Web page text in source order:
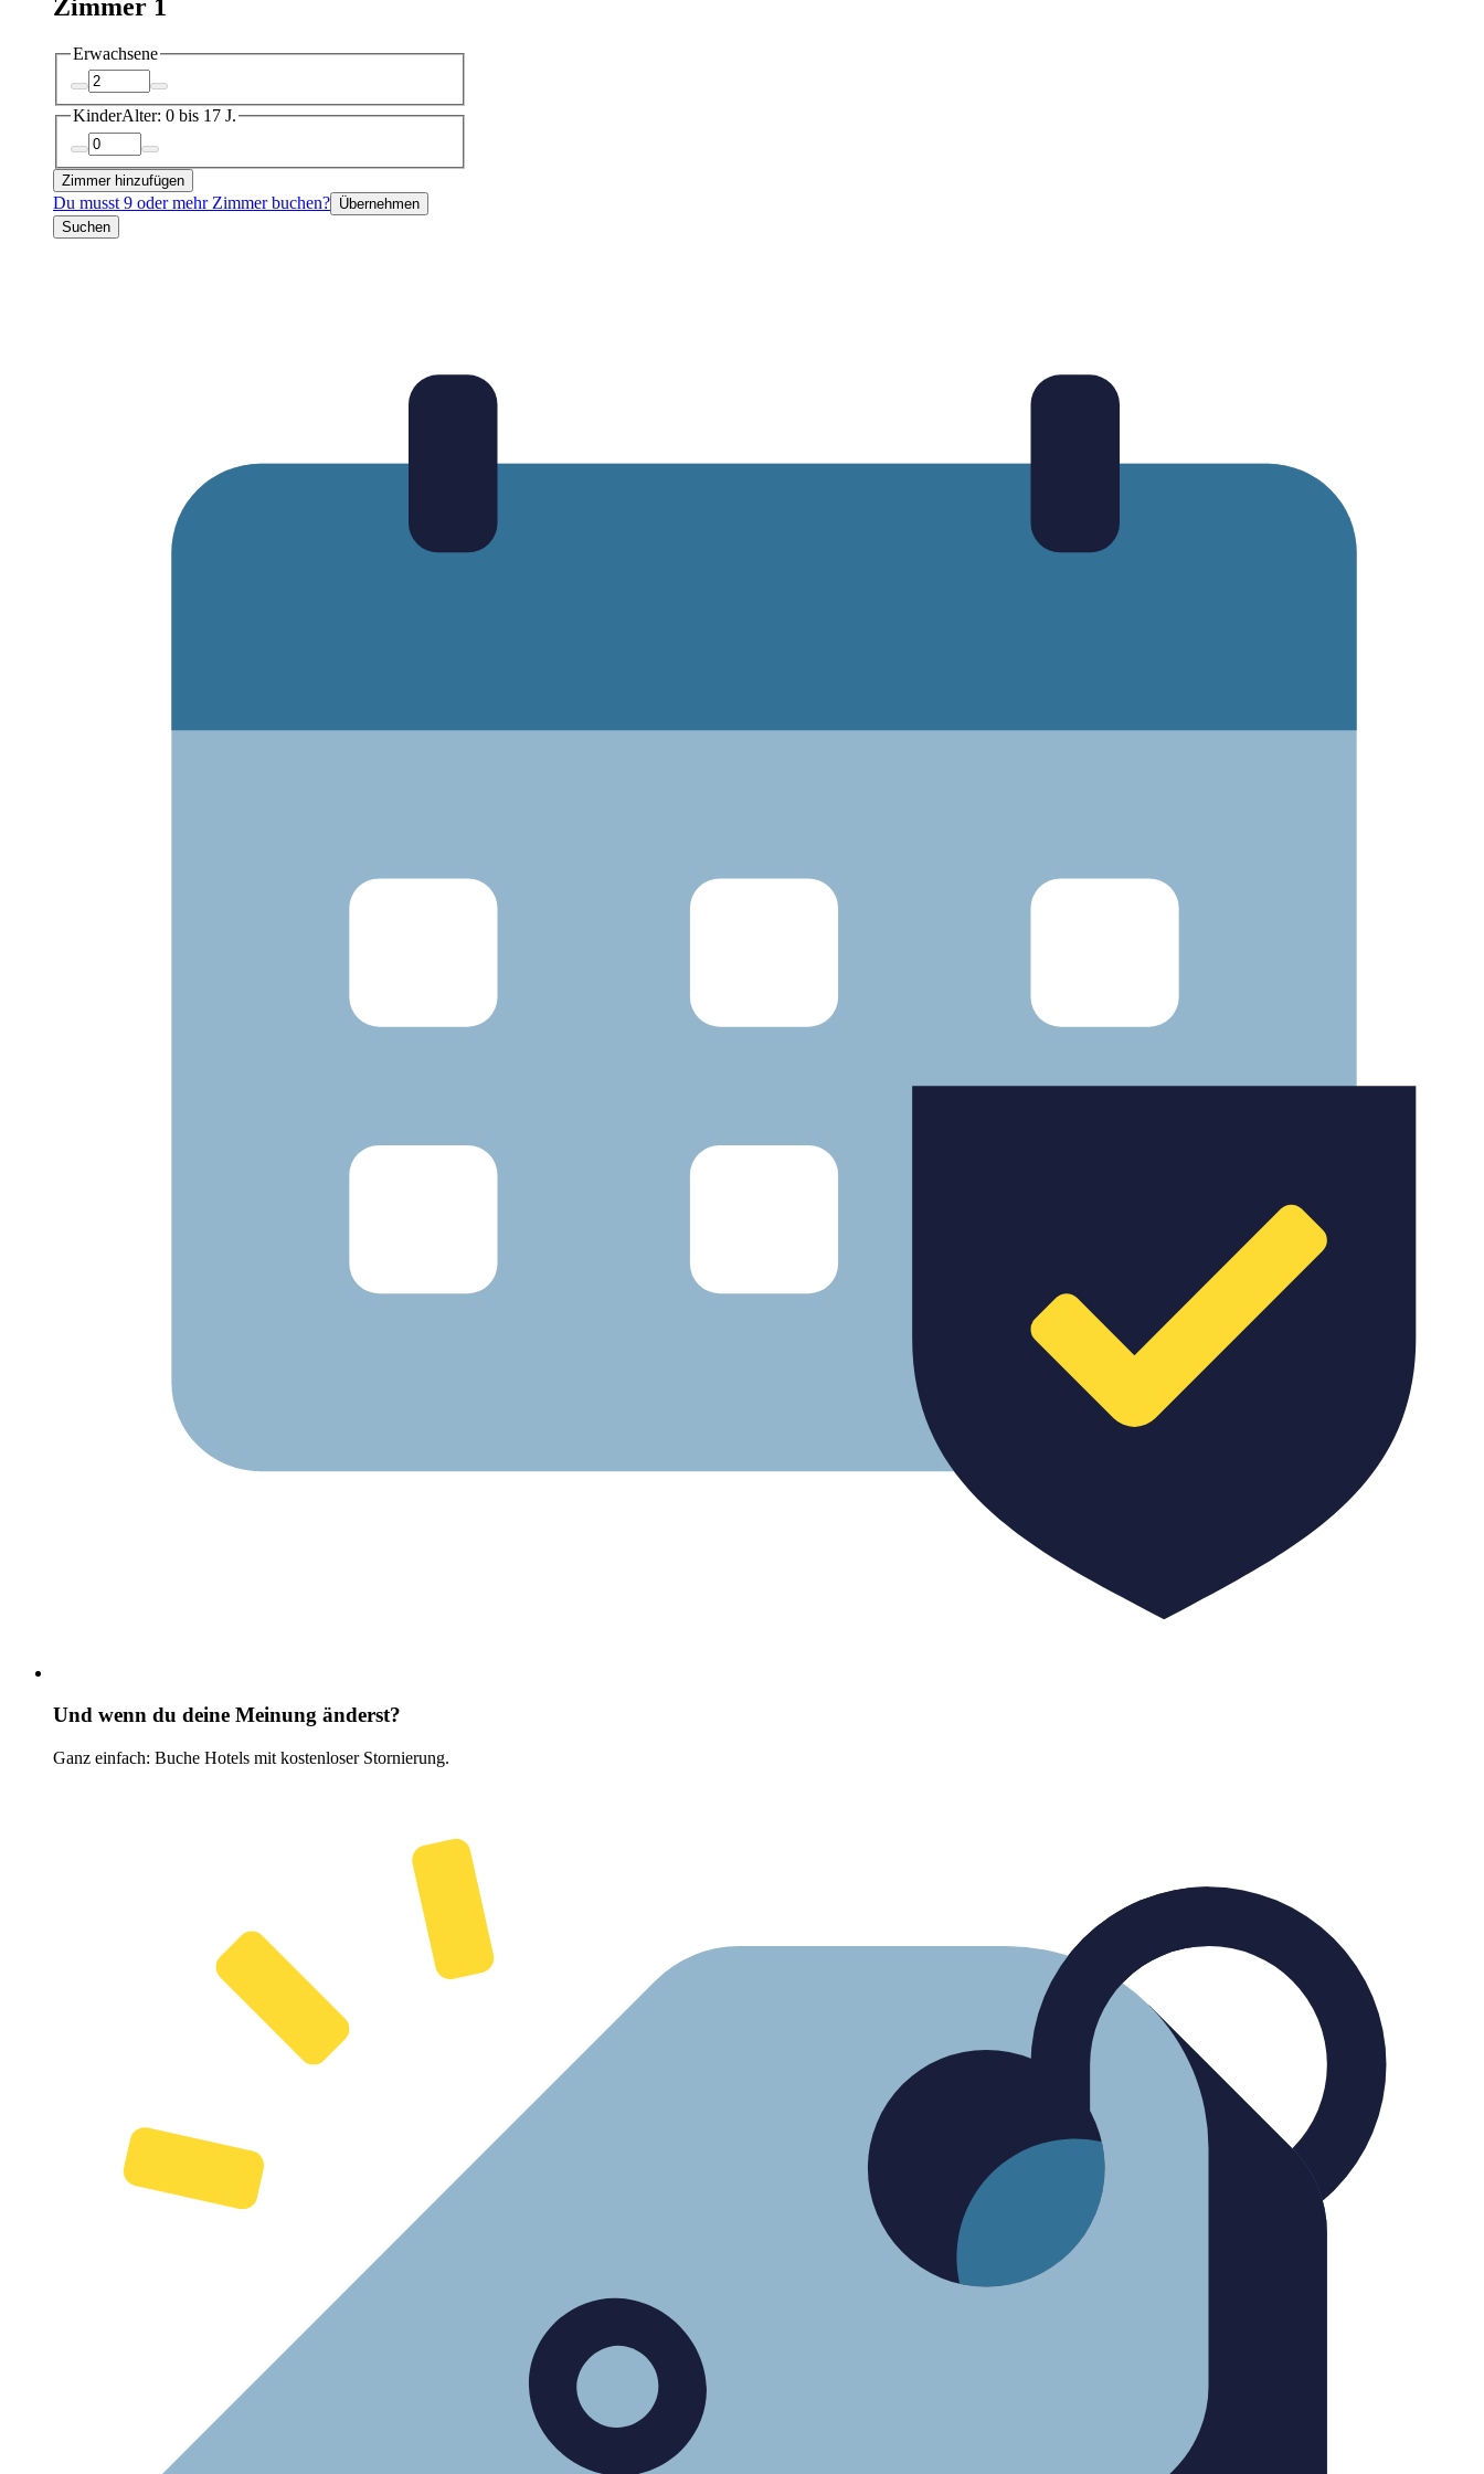
Zimmer 1
Erwachsene
KinderAlter: 0 bis 17 J.
Zimmer hinzufügen
Du musst 9 oder mehr Zimmer buchen? Übernehmen
Suchen
Und wenn du deine Meinung änderst?
Ganz einfach: Buche Hotels mit kostenloser Stornierung.